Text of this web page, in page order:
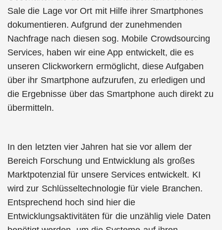
Sale die Lage vor Ort mit Hilfe ihrer Smartphones
dokumentieren. Aufgrund der zunehmenden
Nachfrage nach diesen sog. Mobile Crowdsourcing
Services, haben wir eine App entwickelt, die es
unseren Clickworkern ermöglicht, diese Aufgaben
über ihr Smartphone aufzurufen, zu erledigen und
die Ergebnisse über das Smartphone auch direkt zu
übermitteln.
In den letzten vier Jahren hat sie vor allem der
Bereich Forschung und Entwicklung als großes
Marktpotenzial für unsere Services entwickelt. KI
wird zur Schlüsseltechnologie für viele Branchen.
Entsprechend hoch sind hier die
Entwicklungsaktivitäten für die unzählig viele Daten